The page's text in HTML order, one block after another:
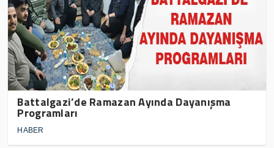
Battalgazi’de Ramazan Ayında Dayanışma
Programları
HABER